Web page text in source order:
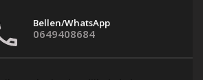
Bellen/WhatsApp
0649408684